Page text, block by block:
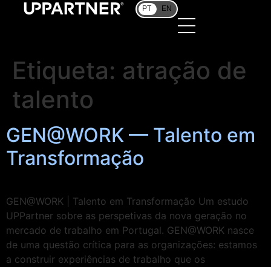
PT EN
Etiqueta: atração de
talento
GEN@WORK — Talento em
Transformação
GEN@WORK | Talento em Transformação Um estudo
UPPartner sobre as perspetivas da nova geração no
mercado de trabalho em Portugal. GEN@WORK nasce
de uma questão crítica para as organizações: estamos
a construir experiências de trabalho que os